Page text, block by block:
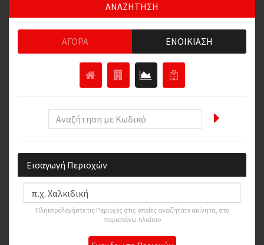
ΑΝΑΖΗΤΗΣΗ
ΑΓΟΡΆ ΕΝΟΙΚΊΑΣΗ
Εισαγωγή Περιοχών
Πληκτρολογήστε τις Περιοχές στις οποίες αναζητάτε ακίνητα, στο
παραπάνω πλαίσιο